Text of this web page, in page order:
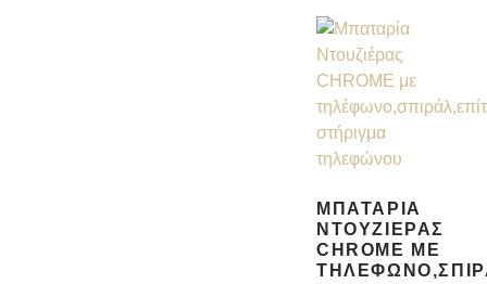
ΜΠΑΤΑΡΊΑ
ΝΤΟΥΖΙΈΡΑΣ
CHROME ΜΕ